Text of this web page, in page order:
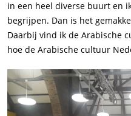
in een heel diverse buurt en
begrijpen. Dan is het
Daarbij vind ik de Arabische
hoe de Arabische cultuur